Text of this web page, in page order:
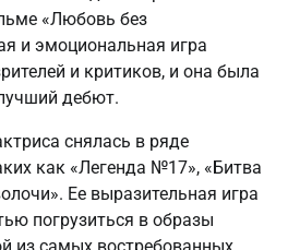
«Любовь без
и эмоциональная игра
и критиков, и она была
дебют.
снялась в ряде
как «Легенда №17», «Битва
Ее выразительная игра
погрузиться в образы